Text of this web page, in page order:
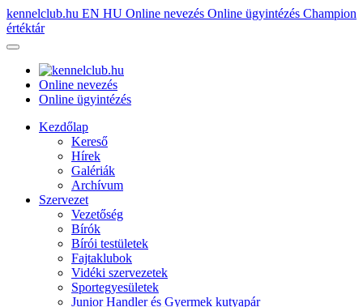
kennelclub.hu EN HU Online nevezés Online ügyintézés Champion
értéktár
Online nevezés
Online ügyintézés
Kezdőlap
Kereső
Hírek
Galériák
Archívum
Szervezet
Vezetőség
Bírók
Bírói testületek
Fajtaklubok
Vidéki szervezetek
Sportegyesületek
Junior Handler és Gyermek kutyapár